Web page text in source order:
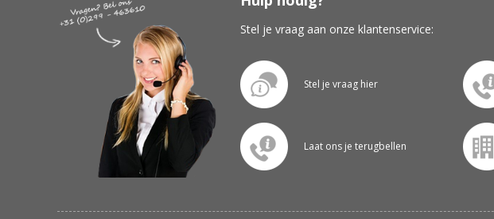
Stel je vraag aan onze klantenservice:
Stel je vraag hier
Laat ons je terugbellen